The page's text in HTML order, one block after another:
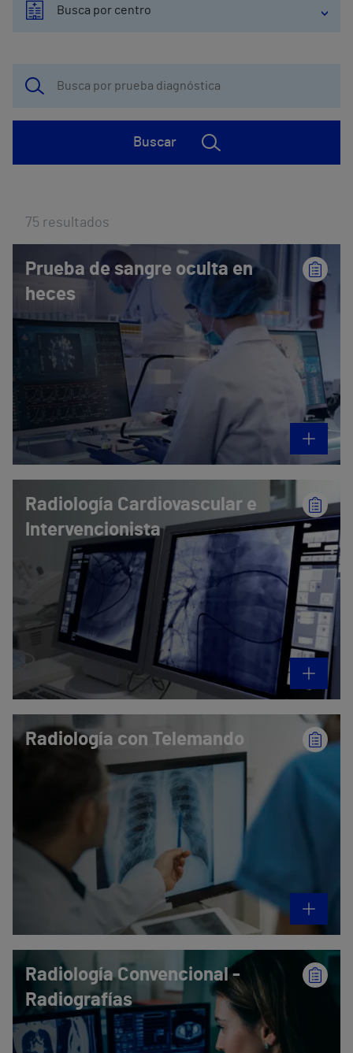
Busca por centro
Buscar
75 resultados
Prueba de sangre oculta en
heces
Radiología Cardiovascular e
Intervencionista
Radiología con Telemando
Radiología Convencional -
Radiografías